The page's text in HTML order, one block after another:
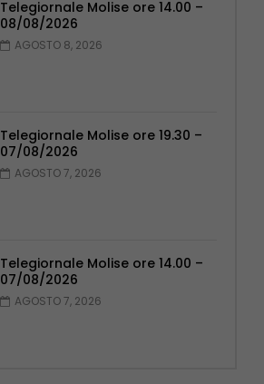
Telegiornale Molise ore 14.00 –
08/08/2026
AGOSTO 8, 2026
Telegiornale Molise ore 19.30 –
07/08/2026
AGOSTO 7, 2026
Telegiornale Molise ore 14.00 –
07/08/2026
AGOSTO 7, 2026